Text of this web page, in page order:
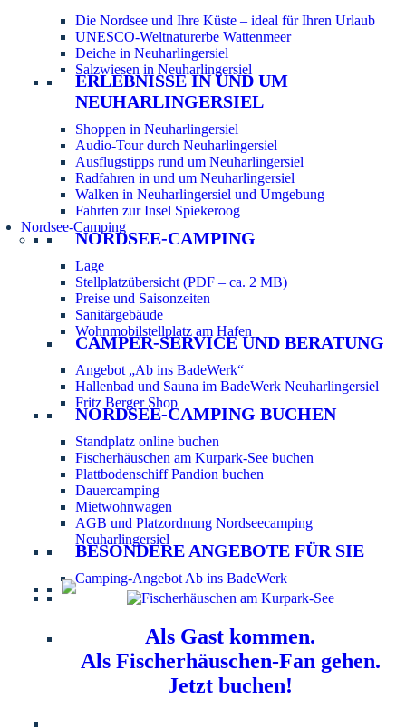
Die Nordsee und Ihre Küste – ideal für Ihren Urlaub
UNESCO-Weltnaturerbe Wattenmeer
Deiche in Neuharlingersiel
Salzwiesen in Neuharlingersiel
ERLEBNISSE IN UND UM
NEUHARLINGERSIEL
Shoppen in Neuharlingersiel
Audio-Tour durch Neuharlingersiel
Ausflugstipps rund um Neuharlingersiel
Radfahren in und um Neuharlingersiel
Walken in Neuharlingersiel und Umgebung
Fahrten zur Insel Spiekeroog
Nordsee-Camping
NORDSEE-CAMPING
Lage
Stellplatzübersicht (PDF – ca. 2 MB)
Preise und Saisonzeiten
Sanitärgebäude
Wohnmobilstellplatz am Hafen
CAMPER-SERVICE UND BERATUNG
Angebot „Ab ins BadeWerk“
Hallenbad und Sauna im BadeWerk Neuharlingersiel
Fritz Berger Shop
NORDSEE-CAMPING BUCHEN
Standplatz online buchen
Fischerhäuschen am Kurpark-See buchen
Plattbodenschiff Pandion buchen
Dauercamping
Mietwohnwagen
AGB und Platzordnung Nordseecamping
Neuharlingersiel
BESONDERE ANGEBOTE FÜR SIE
Camping-Angebot Ab ins BadeWerk
Als Gast kommen.
Als Fischerhäuschen-Fan gehen.
Jetzt buchen!